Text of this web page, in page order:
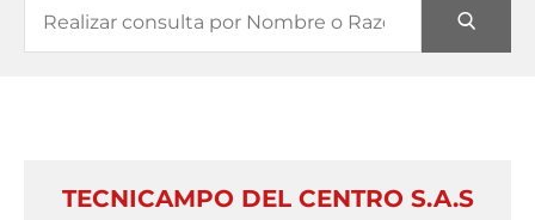
TECNICAMPO DEL CENTRO S.A.S